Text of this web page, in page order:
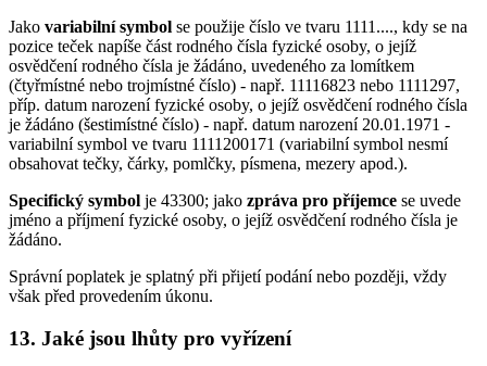
Jako variabilní symbol se použije číslo ve tvaru 1111...., kdy se na
pozice teček napíše část rodného čísla fyzické osoby, o jejíž
osvědčení rodného čísla je žádáno, uvedeného za lomítkem
(čtyřmístné nebo trojmístné číslo) - např. 11116823 nebo 1111297,
příp. datum narození fyzické osoby, o jejíž osvědčení rodného čísla
je žádáno (šestimístné číslo) - např. datum narození 20.01.1971 -
variabilní symbol ve tvaru 1111200171 (variabilní symbol nesmí
obsahovat tečky, čárky, pomlčky, písmena, mezery apod.).
Specifický symbol je 43300; jako zpráva pro příjemce se uvede
jméno a příjmení fyzické osoby, o jejíž osvědčení rodného čísla je
žádáno.
Správní poplatek je splatný při přijetí podání nebo později, vždy
však před provedením úkonu.
13. Jaké jsou lhůty pro vyřízení